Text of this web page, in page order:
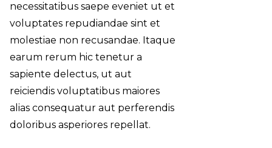
necessitatibus saepe eveniet ut et
voluptates repudiandae sint et
molestiae non recusandae. Itaque
earum rerum hic tenetur a
sapiente delectus, ut aut
reiciendis voluptatibus maiores
alias consequatur aut perferendis
doloribus asperiores repellat.